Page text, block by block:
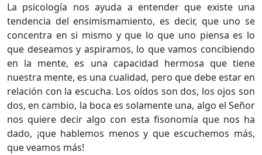
La psicología nos ayuda a entender que existe una
tendencia del ensimismamiento, es decir, que uno se
concentra en si mismo y que lo que uno piensa es lo
que deseamos y aspiramos, lo que vamos concibiendo
en la mente, es una capacidad hermosa que tiene
nuestra mente, es una cualidad, pero que debe estar en
relación con la escucha. Los oídos son dos, los ojos son
dos, en cambio, la boca es solamente una, algo el Señor
nos quiere decir algo con esta fisonomía que nos ha
dado, ¡que hablemos menos y que escuchemos más,
que veamos más!